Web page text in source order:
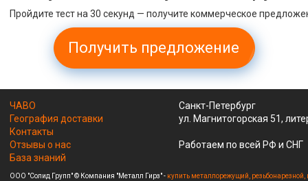
Пройдите тест на 30 секунд — получите коммерческое
Получить предложение
ЧАВО
География доставки
Контакты
Отзывы о нас
База знаний
Санкт-Петербург
ул. Магнитогорская 51,
Работаем по всей РФ и СНГ
ООО "Солид Групп" © Компания "Металл Гирз" - купить металлорежущий,